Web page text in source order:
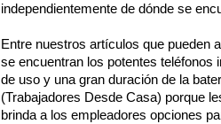
independientemente de dónde se
Entre nuestros artículos que pueden
se encuentran los potentes teléfonos
de uso y una gran duración de la
(Trabajadores Desde Casa) porque
brinda a los empleadores opciones